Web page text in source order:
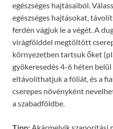
egészséges hajtásaiból.
egészséges hajtásokat,
ferdén vágjuk le a végét. A
virágfölddel megtöltött
környezetben tartsuk őket
gyökeresedés 4-6 héten
eltávolíthatjuk a fóliát, és a
cserepes növényként
a szabadföldbe.